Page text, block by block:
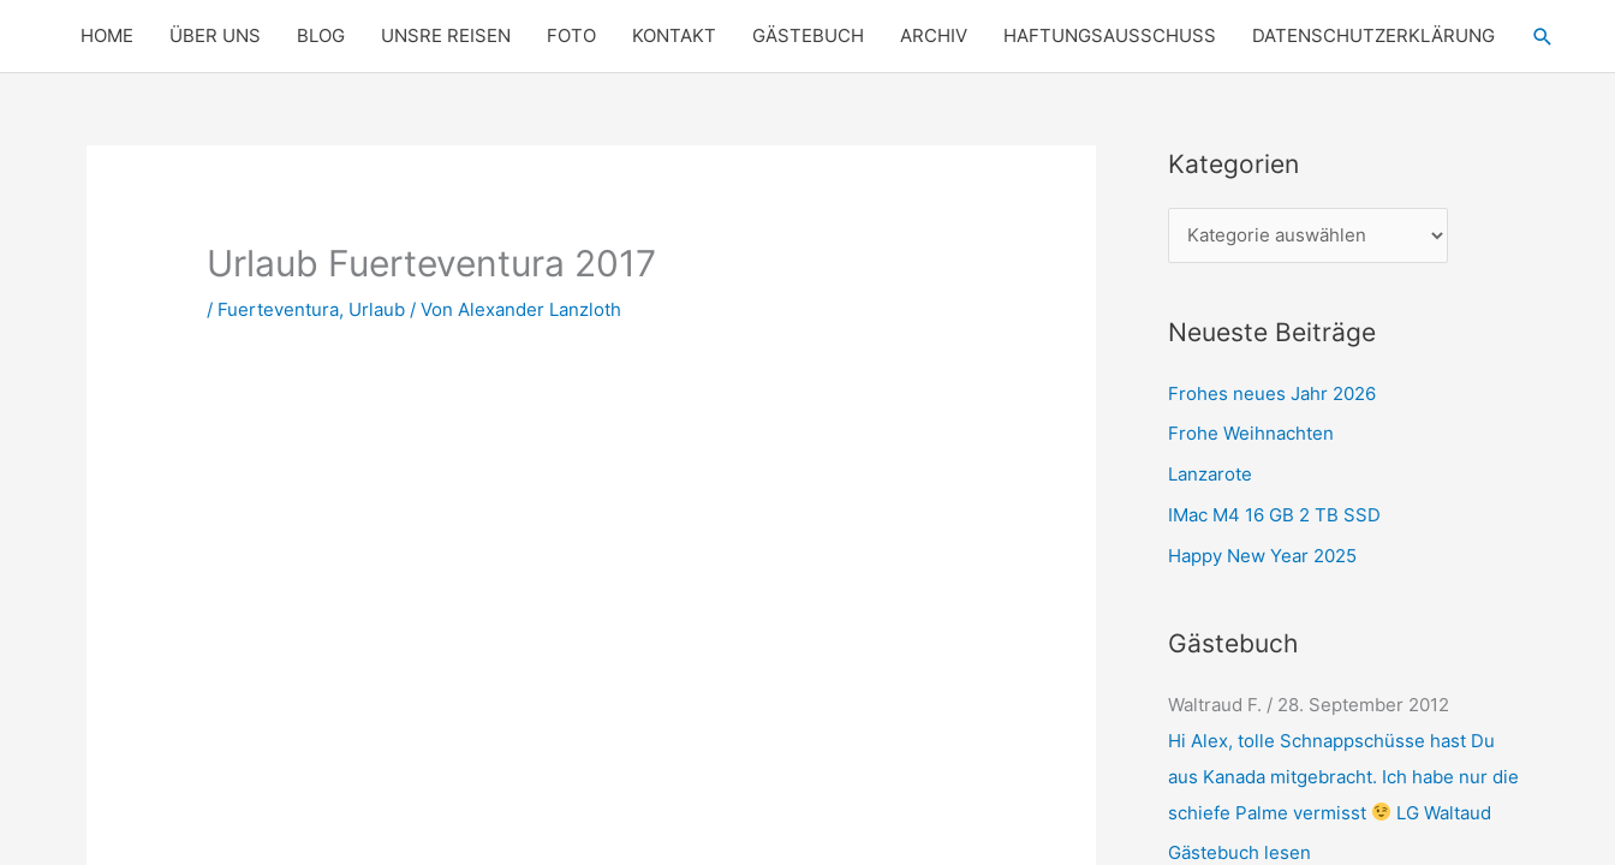
springen
HOME ÜBER UNS BLOG UNSRE REISEN FOTO KONTAKT GÄSTEBUCH ARCHIV HAFTUNGSAUSSCHUSS DATENSCHUTZERKLÄRUNG Suchen
Urlaub Fuerteventura 2017
/ Fuerteventura, Urlaub / VonAlexander Lanzloth
Kategorien
K
e
o
n
Neueste Beiträge
Frohes neues Jahr 2026
Frohe Weihnachten
Lanzarote
IMac M4 16 GB 2 TB SSD
Happy New Year 2025
Gästebuch
Waltraud F. / 28. September 2012
Hi Alex, tolle Schnappschüsse hast Du
aus Kanada mitgebracht. Ich habe nur die
schiefe Palme vermisst
LG Waltaud
Gästebuch lesen